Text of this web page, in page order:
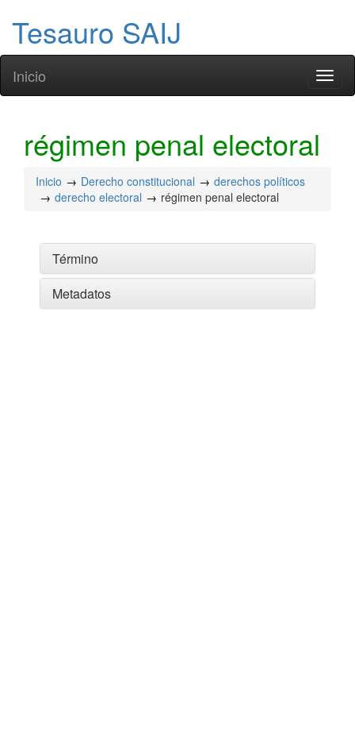
Tesauro SAIJ
Inicio
régimen penal electoral
Inicio Derecho constitucional
derechos políticos
derecho electoral
régimen penal electoral
Término
Metadatos